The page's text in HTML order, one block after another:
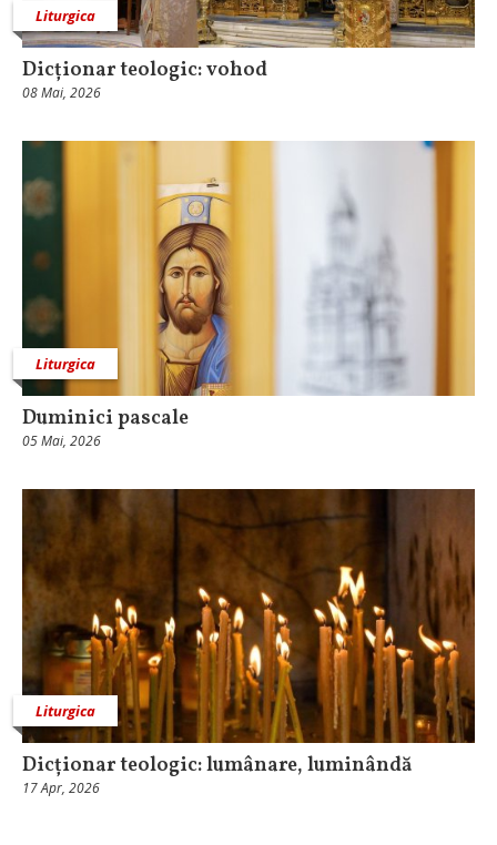
Liturgica
Dicționar teologic: vohod
08 Mai, 2026
Liturgica
Duminici pascale
05 Mai, 2026
Liturgica
Dicționar teologic: lumânare, luminândă
17 Apr, 2026